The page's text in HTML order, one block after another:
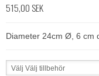
515,00 SEK
Diameter 24cm Ø, 6 cm
Välj Välj tillbehör